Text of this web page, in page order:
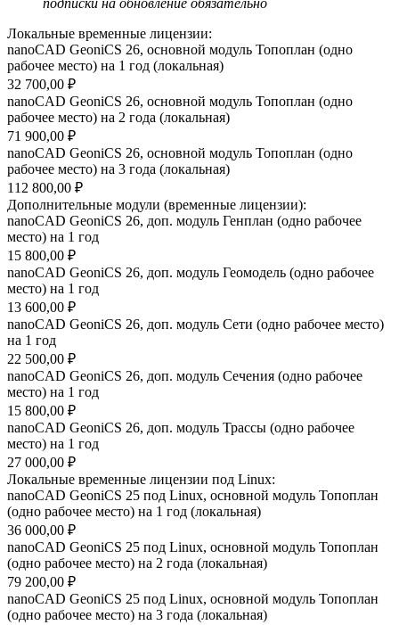
подписки на обновление обязательно
Локальные временные лицензии:
nanoCAD GeoniCS 26, основной модуль Топоплан (одно
рабочее место) на 1 год (локальная)
32 700,00 ₽
nanoCAD GeoniCS 26, основной модуль Топоплан (одно
рабочее место) на 2 года (локальная)
71 900,00 ₽
nanoCAD GeoniCS 26, основной модуль Топоплан (одно
рабочее место) на 3 года (локальная)
112 800,00 ₽
Дополнительные модули (временные лицензии):
nanoCAD GeoniCS 26, доп. модуль Генплан (одно рабочее
место) на 1 год
15 800,00 ₽
nanoCAD GeoniCS 26, доп. модуль Геомодель (одно рабочее
место) на 1 год
13 600,00 ₽
nanoCAD GeoniCS 26, доп. модуль Сети (одно рабочее место)
на 1 год
22 500,00 ₽
nanoCAD GeoniCS 26, доп. модуль Сечения (одно рабочее
место) на 1 год
15 800,00 ₽
nanoCAD GeoniCS 26, доп. модуль Трассы (одно рабочее
место) на 1 год
27 000,00 ₽
Локальные временные лицензии под Linux:
nanoCAD GeoniCS 25 под Linux, основной модуль Топоплан
(одно рабочее место) на 1 год (локальная)
36 000,00 ₽
nanoCAD GeoniCS 25 под Linux, основной модуль Топоплан
(одно рабочее место) на 2 года (локальная)
79 200,00 ₽
nanoCAD GeoniCS 25 под Linux, основной модуль Топоплан
(одно рабочее место) на 3 года (локальная)